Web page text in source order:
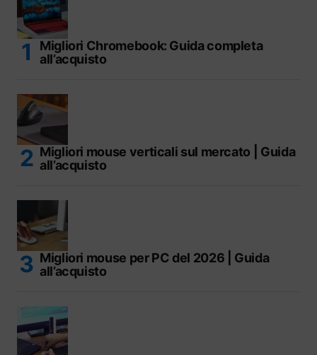
Migliori Chromebook: Guida completa
all’acquisto
Migliori mouse verticali sul mercato | Guida
all’acquisto
Migliori mouse per PC del 2026 | Guida
all’acquisto